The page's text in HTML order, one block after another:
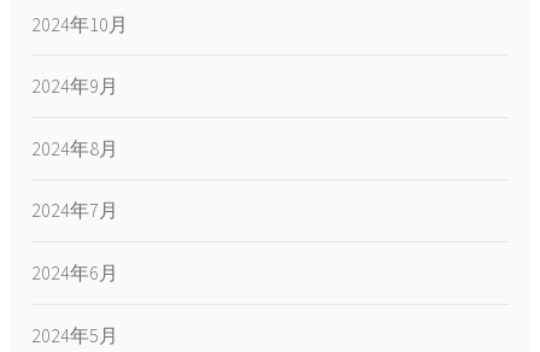
2024年10月
2024年9月
2024年8月
2024年7月
2024年6月
2024年5月